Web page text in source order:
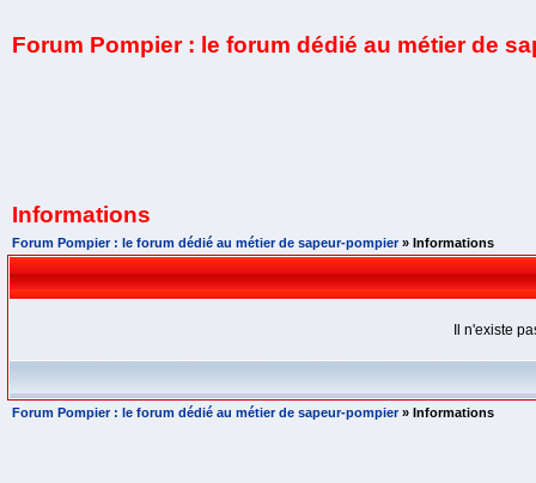
Forum Pompier : le forum dédié au métier de
Informations
Forum Pompier : le forum dédié au métier de sapeur-pompier» Informations
Il n'existe
Forum Pompier : le forum dédié au métier de sapeur-pompier» Informations